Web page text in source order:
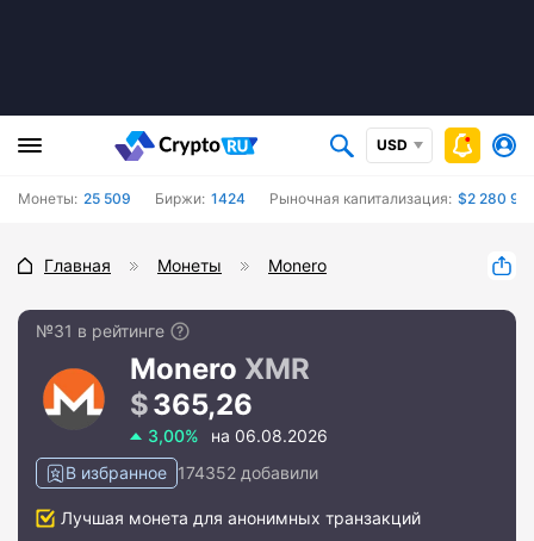
USD
Монеты: 25 509 Биржи: 1424 Рыночная капитализация: $2 280
Главная Монеты Monero
№31 в рейтинге
Monero XMR
365,26
3,00%
на 06.08.2026
В избранное 174352 добавили
Лучшая монета для анонимных транзакций